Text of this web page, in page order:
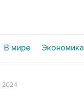
В мире Экономика
2024